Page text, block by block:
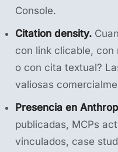
Console.
Citation density.
con link clicable, con
o con cita textual?
valiosas
Presencia en
publicadas, MCPs
vinculados, case